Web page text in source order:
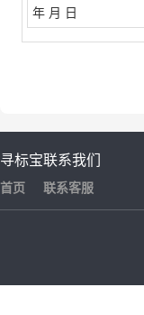
年 月 日
寻标宝
首页
联系我们
联系客服